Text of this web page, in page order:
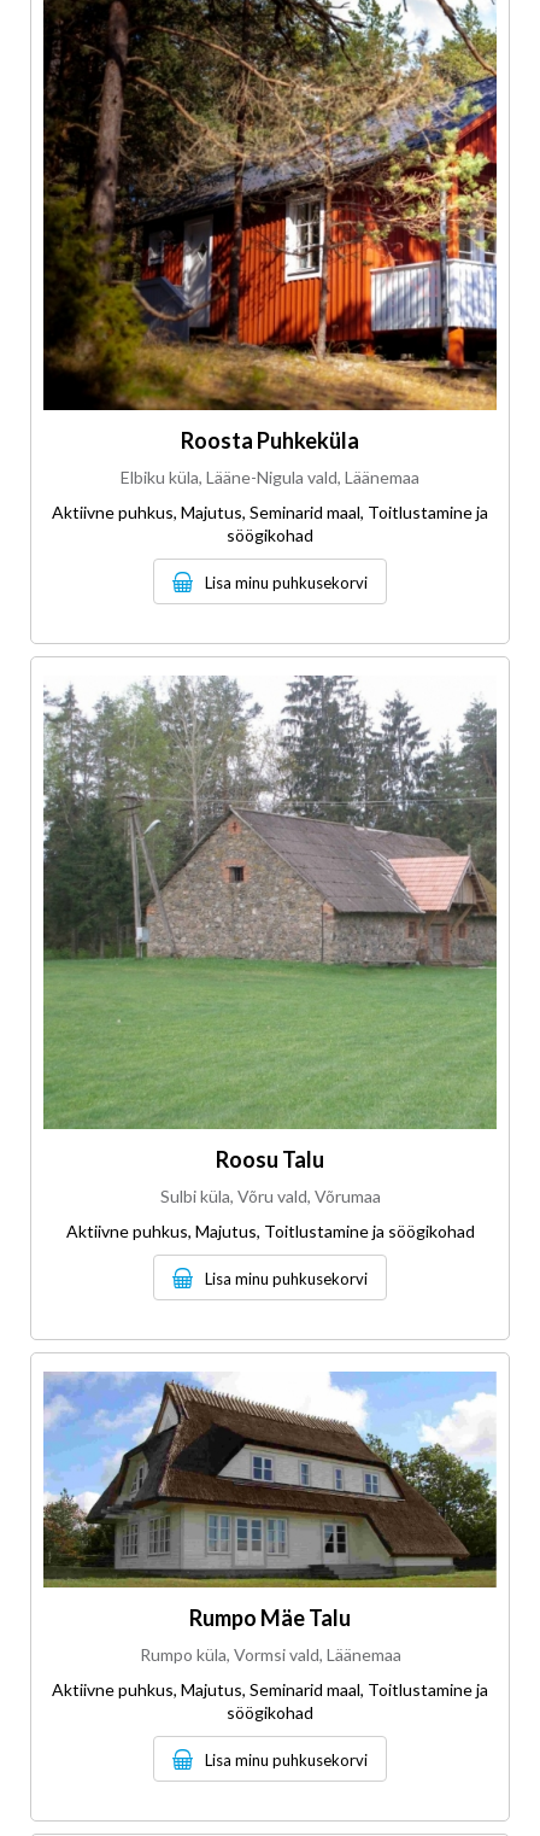
Roosta Puhkeküla
Elbiku küla, Lääne-Nigula vald, Läänemaa
Aktiivne puhkus, Majutus, Seminarid maal, Toitlustamine ja
söögikohad
Lisa minu puhkusekorvi
Roosu Talu
Sulbi küla, Võru vald, Võrumaa
Aktiivne puhkus, Majutus, Toitlustamine ja söögikohad
Lisa minu puhkusekorvi
Rumpo Mäe Talu
Rumpo küla, Vormsi vald, Läänemaa
Aktiivne puhkus, Majutus, Seminarid maal, Toitlustamine ja
söögikohad
Lisa minu puhkusekorvi